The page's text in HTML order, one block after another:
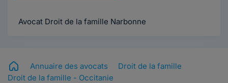
Avocat Droit de la famille Narbonne
Annuaire des avocats
Droit de la famille
Droit de la famille - Occitanie